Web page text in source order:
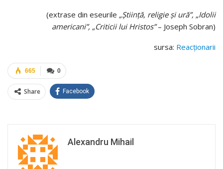
(extrase din eseurile „Știință, religie și ură”, „Idolii
americani”, „Criticii lui Hristos”– Joseph Sobran)
sursa: Reacționarii
0
665
Share Facebook
Alexandru Mihail